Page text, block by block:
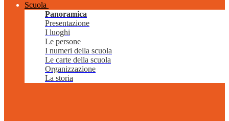
Scuola
Panoramica
Presentazione
I luoghi
Le persone
I numeri della scuola
Le carte della scuola
Organizzazione
La storia